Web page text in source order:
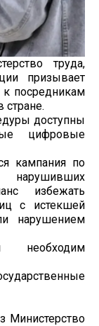
труда,
призывает
к посредникам
стране.
доступны
цифровые
кампания по
избежать
с истекшей
нарушением
необходим
Министерство